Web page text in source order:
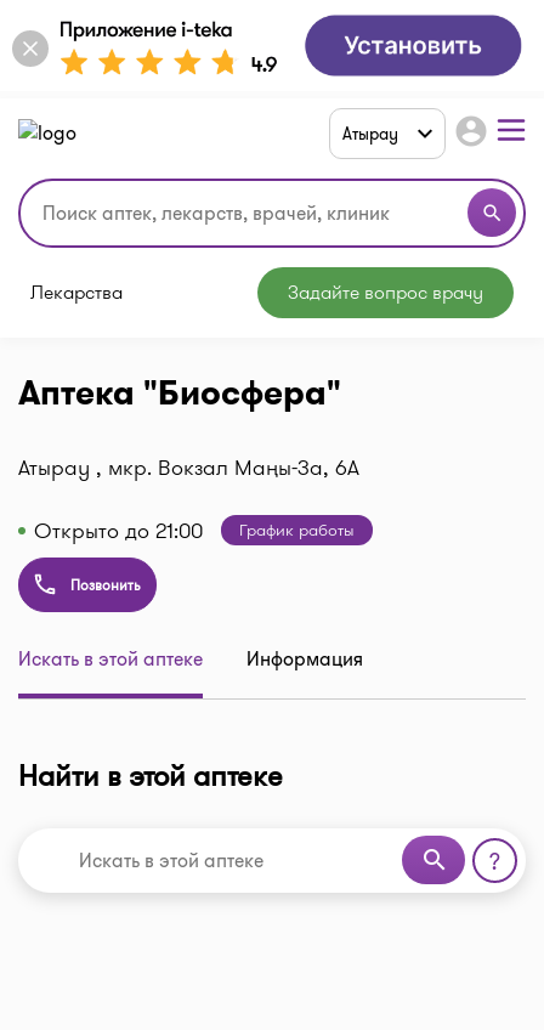
search
Атырау account_circle
Лекарства Задайте вопрос врачу
Аптека "Биосфера"
Атырау , мкр. Вокзал Маңы-3а, 6А
Открыто до 21:00
График работы
Позвонить
Искать в этой аптеке Информация
Найти в этой аптеке
search ?